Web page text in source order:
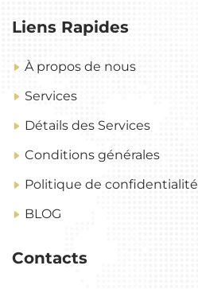
Liens Rapides
À propos de nous
Services
Détails des Services
Conditions générales
Politique de confidentialité
BLOG
Contacts